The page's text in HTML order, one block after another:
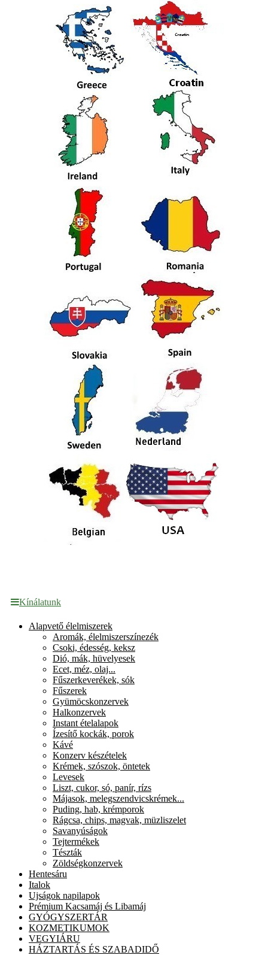
Kínálatunk
Alapvető élelmiszerek
Aromák, élelmiszerszínezék
Csoki, édesség, keksz
Dió, mák, hüvelyesek
Ecet, méz, olaj...
Fűszerkeverékek, sók
Fűszerek
Gyümöcskonzervek
Halkonzervek
Instant ételalapok
Ízesítő kockák, porok
Kávé
Konzerv készételek
Krémek, szószok, öntetek
Levesek
Liszt, cukor, só, panír, rízs
Májasok, melegszendvicskrémek...
Puding, hab, krémporok
Rágcsa, chips, magvak, müzliszelet
Savanyúságok
Tejtermékek
Tészták
Zöldségkonzervek
Hentesáru
Italok
Ujságok napilapok
Prémium Kacsamáj és Libamáj
GYÓGYSZERTÁR
KOZMETIKUMOK
VEGYIÁRU
HÁZTARTÁS ÉS SZABADIDŐ